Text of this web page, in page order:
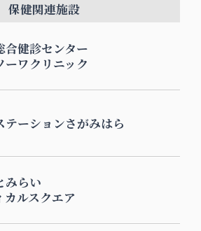
保健関連施設
合健診センター
ーワクリニック
テーションさがみはら
みらい
カルスクエア